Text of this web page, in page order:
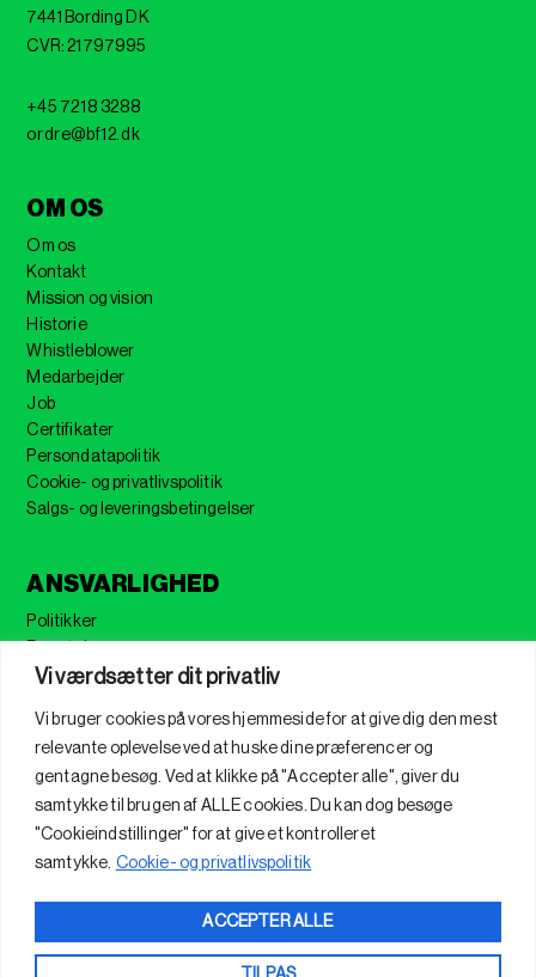
Vi værdsætter dit privatliv
Vi bruger cookies på vores hjemmeside for at give dig den mest
relevante oplevelse ved at huske dine præferencer og
gentagne besøg. Ved at klikke på "Accepter alle", giver du
samtykke til brugen af ​​ALLE cookies. Du kan dog besøge
"Cookieindstillinger" for at give et kontrolleret
samtykke. Cookie- og privatlivspolitik
ACCEPTER ALLE
7441 Bording DK
CVR: 21797995
+45 7218 3288
ordre@bf12.dk
OM OS
Om os
Kontakt
Mission og vision
Historie
Whistleblower
Medarbejder
Job
Certifikater
Persondatapolitik
Cookie- og privatlivspolitik
Salgs- og leveringsbetingelser
ANSVARLIGHED
Politikker
Sikkerhed
ISO
Verdensmål
CSR
Samfundsansvar
Produktionspartner